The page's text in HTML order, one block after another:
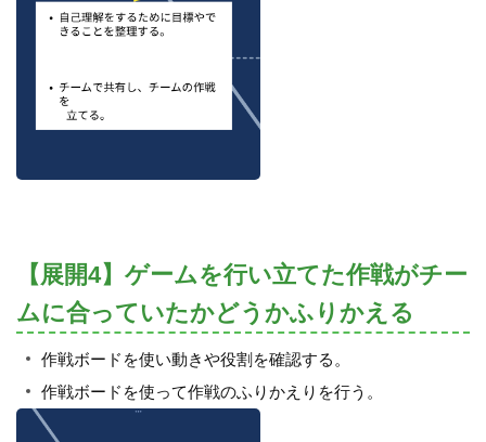
【展開4】ゲームを行い立てた作戦がチー
ムに合っていたかどうかふりかえる
作戦ボードを使い動きや役割を確認する。
作戦ボードを使って作戦のふりかえりを行う。